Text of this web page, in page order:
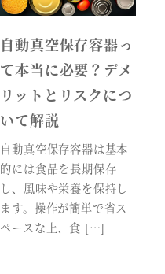
自動真空保存容器っ
て本当に必要？デメ
リットとリスクにつ
いて解説
自動真空保存容器は基本
的には食品を長期保存
し、風味や栄養を保持し
ます。操作が簡単で省ス
ペースな上、食 […]